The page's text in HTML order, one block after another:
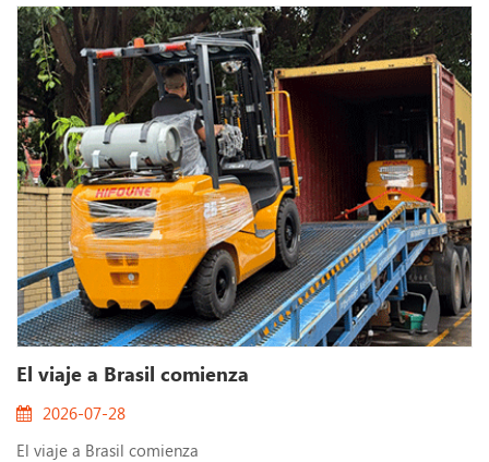
de un nuevo camino de colaboración. Este envío i...
El viaje a Brasil comienza
2026-07-28
El viaje a Brasil comienza